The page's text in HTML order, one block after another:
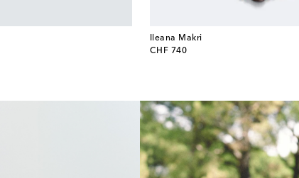
Ileana Makri
CHF 740
original price